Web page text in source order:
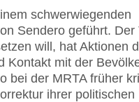
schwerwiegenden
Sendero geführt. Der
will, hat Aktionen
Kontakt mit der
bei der MRTA früher
ihrer politischen